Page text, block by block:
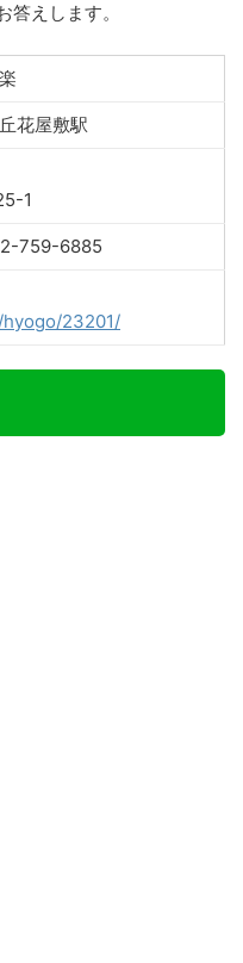
えします。
花屋敷駅
1
759-6885
23201/